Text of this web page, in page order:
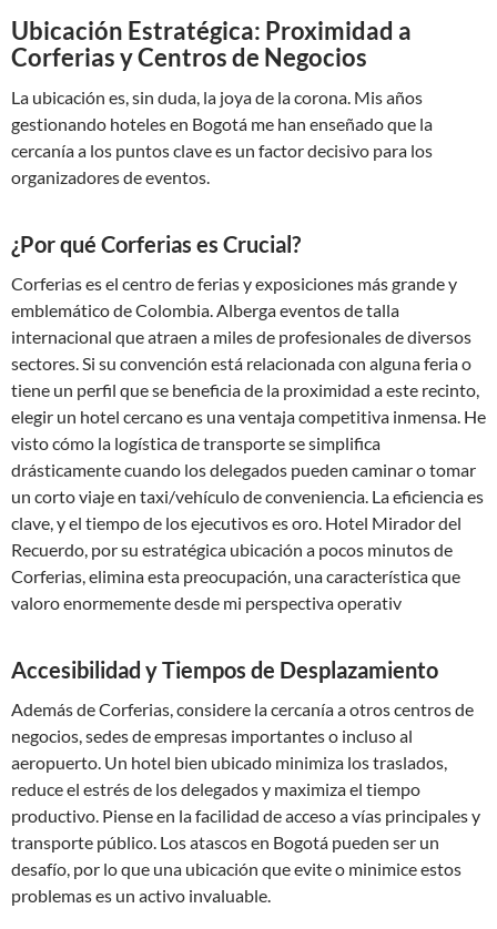
Ubicación Estratégica: Proximidad a
Corferias y Centros de Negocios
La ubicación es, sin duda, la joya de la corona. Mis años
gestionando hoteles en Bogotá me han enseñado que la
cercanía a los puntos clave es un factor decisivo para los
organizadores de eventos.
¿Por qué Corferias es Crucial?
Corferias es el centro de ferias y exposiciones más grande y
emblemático de Colombia. Alberga eventos de talla
internacional que atraen a miles de profesionales de diversos
sectores. Si su convención está relacionada con alguna feria o
tiene un perfil que se beneficia de la proximidad a este recinto,
elegir un hotel cercano es una ventaja competitiva inmensa. He
visto cómo la logística de transporte se simplifica
drásticamente cuando los delegados pueden caminar o tomar
un corto viaje en taxi/vehículo de conveniencia. La eficiencia es
clave, y el tiempo de los ejecutivos es oro. Hotel Mirador del
Recuerdo, por su estratégica ubicación a pocos minutos de
Corferias, elimina esta preocupación, una característica que
valoro enormemente desde mi perspectiva operativ
Accesibilidad y Tiempos de Desplazamiento
Además de Corferias, considere la cercanía a otros centros de
negocios, sedes de empresas importantes o incluso al
aeropuerto. Un hotel bien ubicado minimiza los traslados,
reduce el estrés de los delegados y maximiza el tiempo
productivo. Piense en la facilidad de acceso a vías principales y
transporte público. Los atascos en Bogotá pueden ser un
desafío, por lo que una ubicación que evite o minimice estos
problemas es un activo invaluable.